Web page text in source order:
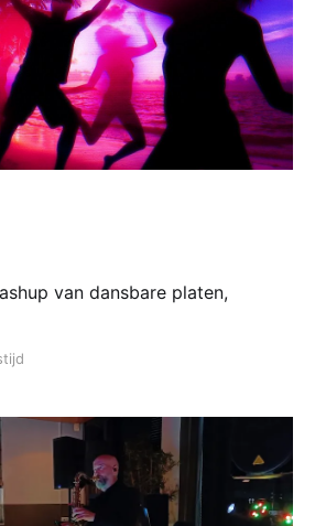
van dansbare platen,